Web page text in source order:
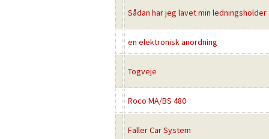
Sådan har jeg lavet min ledningsholder
en elektronisk anordning
Togveje
Roco MA/BS 480
Faller Car System